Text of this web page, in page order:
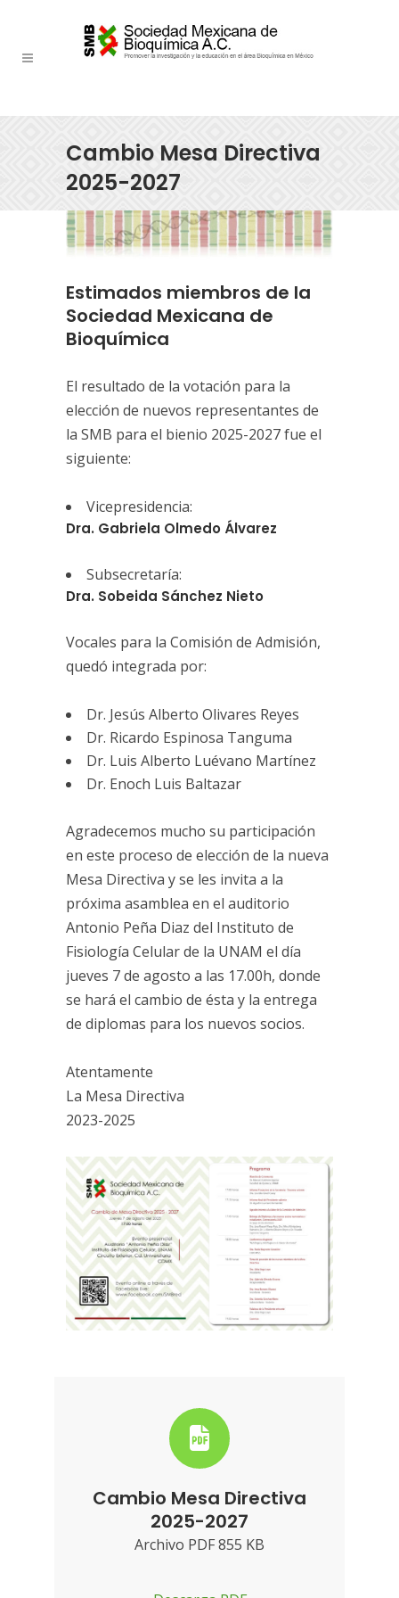
Cambio Mesa Directiva
2025-2027
Estimados miembros de la
Sociedad Mexicana de
Bioquímica
El resultado de la votación para la
elección de nuevos representantes de
la SMB para el bienio 2025-2027 fue el
siguiente:
Vicepresidencia:
Dra. Gabriela Olmedo Álvarez
Subsecretaría:
Dra. Sobeida Sánchez Nieto
Vocales para la Comisión de Admisión,
quedó integrada por:
Dr. Jesús Alberto Olivares Reyes
Dr. Ricardo Espinosa Tanguma
Dr. Luis Alberto Luévano Martínez
Dr. Enoch Luis Baltazar
Agradecemos mucho su participación
en este proceso de elección de la nueva
Mesa Directiva y se les invita a la
próxima asamblea en el auditorio
Antonio Peña Diaz del Instituto de
Fisiología Celular de la UNAM el día
jueves 7 de agosto a las 17.00h, donde
se hará el cambio de ésta y la entrega
de diplomas para los nuevos socios.
Atentamente
La Mesa Directiva
2023-2025
Cambio Mesa Directiva
2025-2027
Archivo PDF 855 KB